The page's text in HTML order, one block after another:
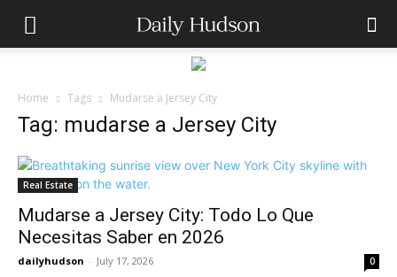
Home Tags Mudarse a Jersey City
Tag: mudarse a Jersey City
Real Estate
Mudarse a Jersey City: Todo Lo Que
Necesitas Saber en 2026
dailyhudson - July 17, 2026 0